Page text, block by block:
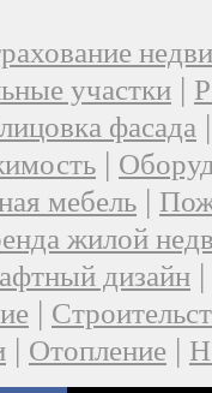
участки |
фасада
|
мебель |
жилой
дизайн |
|
| Отопление |